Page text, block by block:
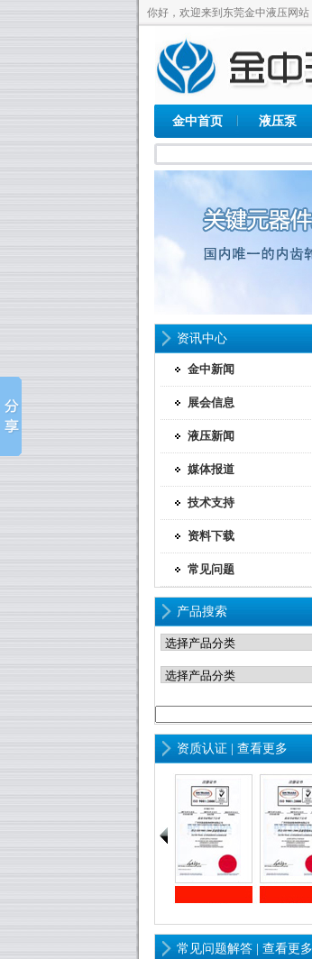
你好，欢迎来到东莞金中液压网站
金中首页 液压泵
资讯中心
金中新闻
展会信息
液压新闻
媒体报道
技术支持
资料下载
常见问题
产品搜索
资质认证 | 查看更多
常见问题解答 | 查看更多